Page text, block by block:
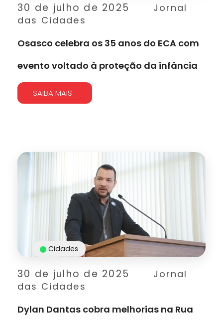
30 de julho de 2025
Jornal
das Cidades
Osasco celebra os 35 anos do ECA com
evento voltado à proteção da infância
SAIBA MAIS
30 de julho de 2025
Jornal
das Cidades
Cidades
Dylan Dantas cobra melhorias na Rua